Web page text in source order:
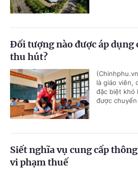
Đối tượng nào được áp dụng
thu hút?
là giáo viên,
đặc biệt khó
được
Siết nghĩa vụ cung cấp
vi phạm thuế